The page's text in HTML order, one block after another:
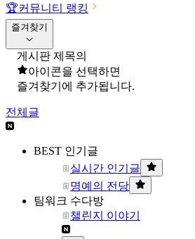
🏆커뮤니티 랭킹
즐겨찾기
게시판 제목의
아이콘을 선택하면
즐겨찾기에 추가됩니다.
전체글
BEST 인기글
실시간 인기글
명예의 전당
팀워크 수다방
챌린지 이야기